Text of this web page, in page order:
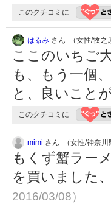
このクチコミに
はるみ さん （女性/牧之
ここのいちご
も、もう一個
と、良いこと
このクチコミに
mimi さん （女性/神奈川
もくず蟹ラー
を買いました
2016/03/08）